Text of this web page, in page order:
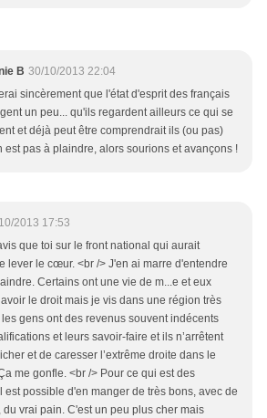
B 30/10/2013 22:04
sincèrement que l'état d'esprit des français
un peu... qu'ils regardent ailleurs ce qui se
et déjà peut être comprendrait ils (ou pas)
est pas à plaindre, alors sourions et avançons !
2013 17:53
que toi sur le front national qui aurait
lever le cœur. <br /> J'en ai marre d'entendre
Certains ont une vie de m...e et eux
le droit mais je vis dans une région très
gens ont des revenus souvent indécents
et leurs savoir-faire et ils n’arrêtent
et de caresser l’extrême droite dans le
me gonfle. <br /> Pour ce qui est des
est possible d'en manger de très bons, avec de
du vrai pain. C'est un peu plus cher mais